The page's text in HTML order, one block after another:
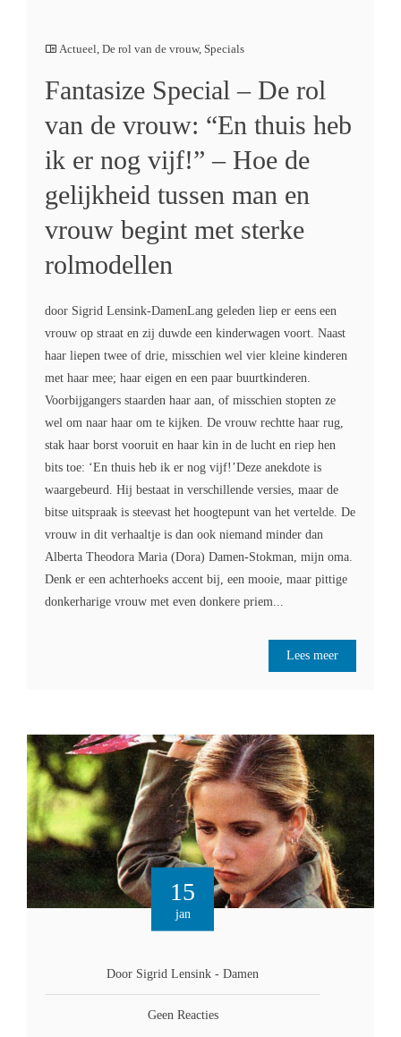
Actueel, De rol van de vrouw, Specials
Fantasize Special – De rol
van de vrouw: “En thuis heb
ik er nog vijf!” – Hoe de
gelijkheid tussen man en
vrouw begint met sterke
rolmodellen
door Sigrid Lensink-DamenLang geleden liep er eens een
vrouw op straat en zij duwde een kinderwagen voort. Naast
haar liepen twee of drie, misschien wel vier kleine kinderen
met haar mee; haar eigen en een paar buurtkinderen.
Voorbijgangers staarden haar aan, of misschien stopten ze
wel om naar haar om te kijken. De vrouw rechtte haar rug,
stak haar borst vooruit en haar kin in de lucht en riep hen
bits toe: ‘En thuis heb ik er nog vijf!’Deze anekdote is
waargebeurd. Hij bestaat in verschillende versies, maar de
bitse uitspraak is steevast het hoogtepunt van het vertelde. De
vrouw in dit verhaaltje is dan ook niemand minder dan
Alberta Theodora Maria (Dora) Damen-Stokman, mijn oma.
Denk er een achterhoeks accent bij, een mooie, maar pittige
donkerharige vrouw met even donkere priem...
Lees meer
15
jan
Door Sigrid Lensink - Damen
Geen Reacties